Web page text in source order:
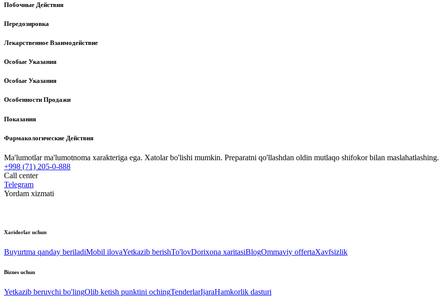
Побочные Действия
Передозировка
Лекарственное Взаимодействие
Особые Указания
Особые Указания
Особенности Продажи
Показания
Фармакологические Действия
Ma'lumotlar ma'lumotnoma xarakteriga ega. Xatolar bo'lishi mumkin. Preparatni qo'llashdan oldin mutlaqo shifokor bilan maslahatlashing.
+998 (71) 205-0-888
Call center
Telegram
Yordam xizmati
Xaridorlar uchun
Buyurtma qanday beriladiMobil ilovaYetkazib berishTo'lovDorixona xaritasiBlogOmmaviy offertaXavfsizlik
Biznes uchun
Yetkazib beruvchi bo'lingOlib ketish punktini ochingTenderlarIjaraHamkorlik dasturi